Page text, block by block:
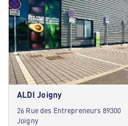
ALDI Joigny
26 Rue des Entrepreneurs 89300
Joigny